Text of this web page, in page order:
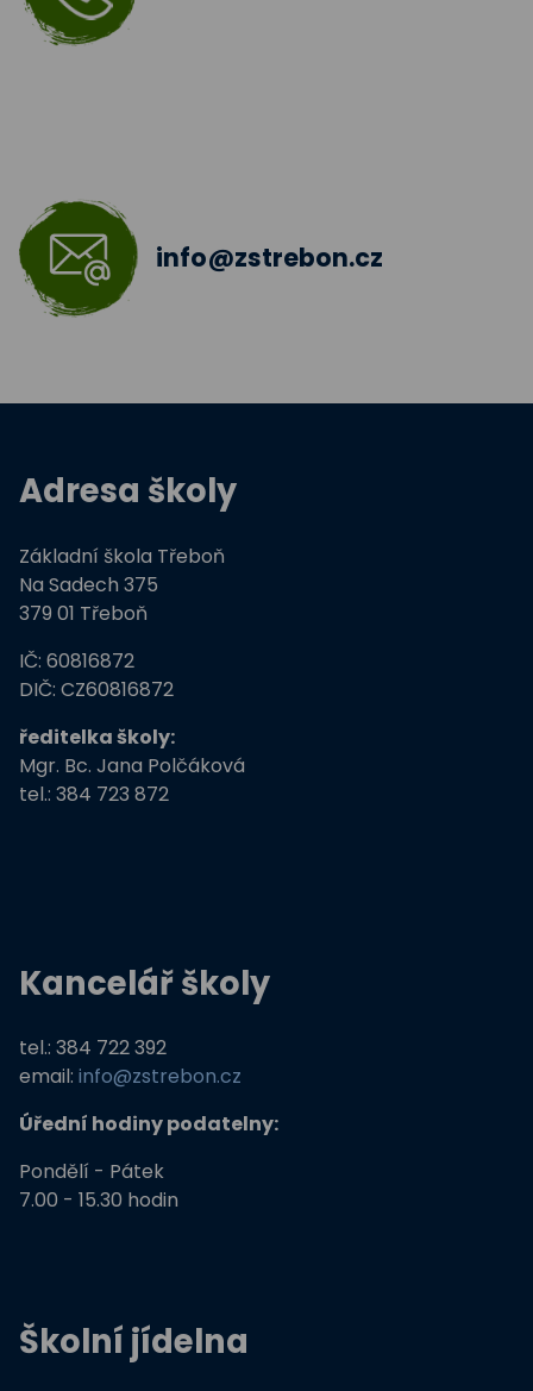
Šablony III
Šablony II.
Šablony 2016
Celé Česko čte dětem
Moderní technologie ve výuce
ZŠ Třeboň, Na Sadech jede do E
Tvořivá dílna žáků ZŠ Třeboň
Zdravé město Třeboň a ZŠ
Stromy, skřeti, dřeváci
EU peníze školám
Němčina nekouše
Podpora programů prevence krim
info@zstrebon.cz
Adresa školy
Základní škola Třeboň
Na Sadech 375
379 01 Třeboň
IČ: 60816872
DIČ: CZ60816872
ředitelka školy:
Mgr. Bc. Jana Polčáková
tel.: 384 723 872
Kancelář školy
tel.: 384 722 392
email: info@zstrebon.cz
Úřední hodiny podatelny:
Pondělí - Pátek
7.00 - 15.30 hodin
Školní jídelna